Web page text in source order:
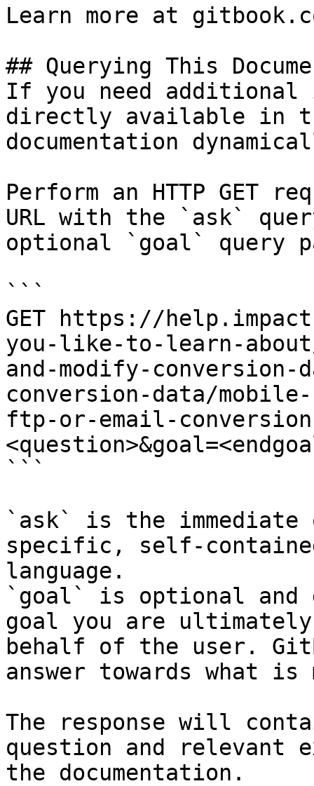
Learn more at
## Querying This
If you need
directly available in
documentation
Perform an HTTP GET
URL with the `ask`
optional `goal` query
```
GET https://
you-like-to-learn-
and-modify-conversion-
conversion-data/
ftp-or-email-
```
`ask` is the
specific, self-
language.
`goal` is optional and
goal you are
behalf of the user.
answer towards what
The response will
question and relevant
the documentation.